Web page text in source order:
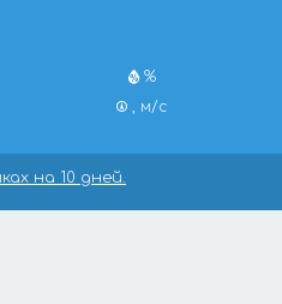
%
, м/с
на 10 дней.